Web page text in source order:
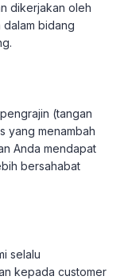
dikerjakan oleh
bidang
(tangan
yang menambah
Anda mendapat
bersahabat
selalu
kepada customer